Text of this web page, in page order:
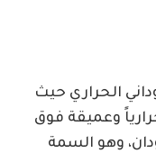
الحراري حيث
وعميقة فوق
وهو السمة